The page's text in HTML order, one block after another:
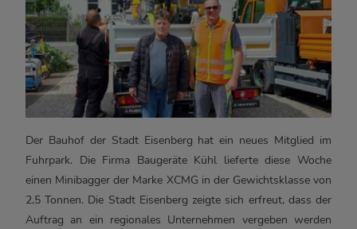
Der Bauhof der Stadt Eisenberg hat ein neues Mitglied im
Fuhrpark. Die Firma Baugeräte Kühl lieferte diese Woche
einen Minibagger der Marke XCMG in der Gewichtsklasse von
2,5 Tonnen. Die Stadt Eisenberg zeigte sich erfreut, dass der
Auftrag an ein regionales Unternehmen vergeben werden